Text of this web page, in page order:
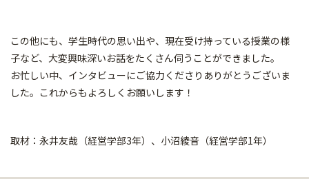
この他にも、学生時代の思い出や、現在受け持っている授業の様
子など、大変興味深いお話をたくさん伺うことができました。
お忙しい中、インタビューにご協力くださりありがとうございま
した。これからもよろしくお願いします！
取材：永井友哉（経営学部3年）、小沼綾音（経営学部1年）